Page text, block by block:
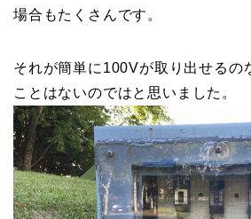
場合もたくさんです。
それが簡単に100Vが取り出せるの
ことはないのではと思いました。